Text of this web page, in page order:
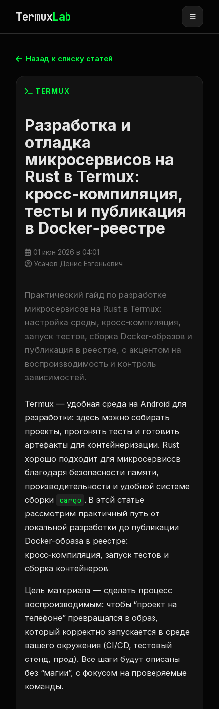
TermuxLab
Назад к списку статей
TERMUX
Разработка и
отладка
микросервисов на
Rust в Termux:
кросс‑компиляция,
тесты и публикация
в Docker‑реестре
01 июн 2026 в 04:01
Усачёв Денис Евгеньевич
Практический гайд по разработке
микросервисов на Rust в Termux:
настройка среды, кросс‑компиляция,
запуск тестов, сборка Docker-образов и
публикация в реестре, с акцентом на
воспроизводимость и контроль
зависимостей.
Termux — удобная среда на Android для
разработки: здесь можно собирать
проекты, прогонять тесты и готовить
артефакты для контейнеризации. Rust
хорошо подходит для микросервисов
благодаря безопасности памяти,
производительности и удобной системе
сборки
cargo . В этой статье
рассмотрим практичный путь от
локальной разработки до публикации
Docker-образа в реестре:
кросс‑компиляция, запуск тестов и
сборка контейнеров.
Цель материала — сделать процесс
воспроизводимым: чтобы “проект на
телефоне” превращался в образ,
который корректно запускается в среде
вашего окружения (CI/CD, тестовый
стенд, прод). Все шаги будут описаны
без “магии”, с фокусом на проверяемые
команды.